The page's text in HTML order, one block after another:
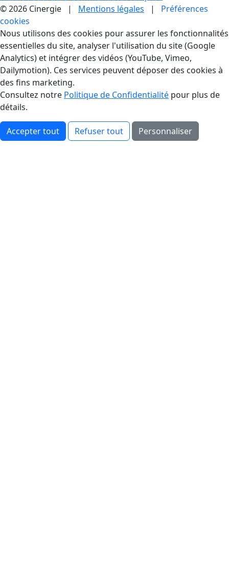
© 2026 Cinergie | Mentions légales | Préférences
cookies
Gestion des Cookies
Nous utilisons des cookies pour assurer les fonctionnalités
essentielles du site, analyser l'utilisation du site (Google
Analytics) et intégrer des vidéos (YouTube, Vimeo,
Dailymotion). Ces services peuvent déposer des cookies à
des fins marketing.
Consultez notre Politique de Confidentialité pour plus de
détails.
Accepter tout Refuser tout Personnaliser